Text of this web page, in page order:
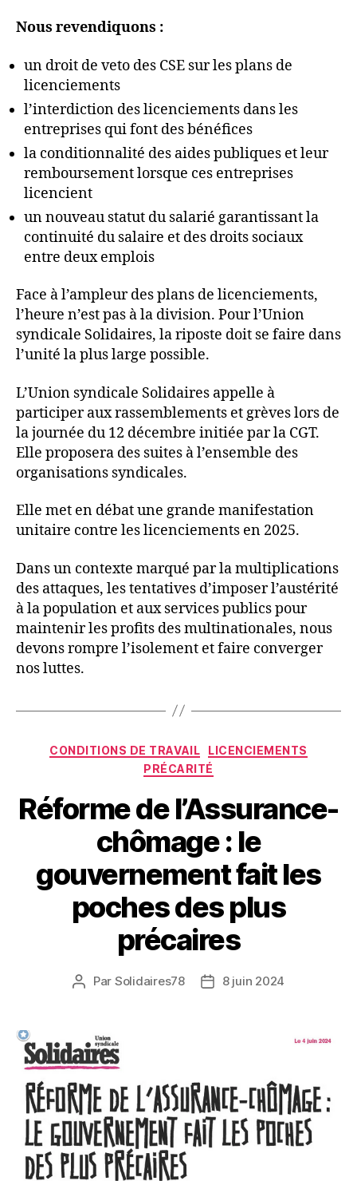
Nous revendiquons :
un droit de veto des CSE sur les plans de
licenciements
l’interdiction des licenciements dans les
entreprises qui font des bénéfices
la conditionnalité des aides publiques et leur
remboursement lorsque ces entreprises
licencient
un nouveau statut du salarié garantissant la
continuité du salaire et des droits sociaux
entre deux emplois
Face à l’ampleur des plans de licenciements,
l’heure n’est pas à la division. Pour l’Union
syndicale Solidaires, la riposte doit se faire dans
l’unité la plus large possible.
L’Union syndicale Solidaires appelle à
participer aux rassemblements et grèves lors de
la journée du 12 décembre initiée par la CGT.
Elle proposera des suites à l’ensemble des
organisations syndicales.
Elle met en débat une grande manifestation
unitaire contre les licenciements en 2025.
Dans un contexte marqué par la multiplications
des attaques, les tentatives d’imposer l’austérité
à la population et aux services publics pour
maintenir les profits des multinationales, nous
devons rompre l’isolement et faire converger
nos luttes.
Catégories
CONDITIONS DE TRAVAIL
LICENCIEMENTS
PRÉCARITÉ
Réforme de l’Assurance-
chômage : le
gouvernement fait les
poches des plus
précaires
Auteur
Par Solidaires78
Date8 juin 2024